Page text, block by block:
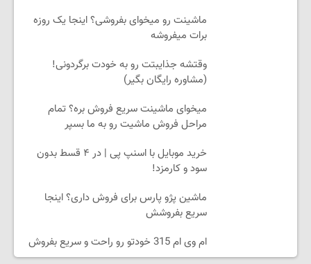
ماشینت رو میخوای بفروشی؟ اینجا یک روزه
برات میفروشه
وقتشه جذایبتت رو به خودت برگردونی!
(مشاوره رایگان بگیر)
میخوای ماشینت سریع فروش بره؟ تمام
مراحل فروش ماشیت رو به ما بسپر
خرید موبایل با اسنپ پی | در ۴ قسط بدون
سود و کارمزد!
ماشین پژو پارس برای فروش داری؟ اینجا
سریع بفروشش
ام وی ام 315 خودتو رو راحت و سریع بفروش